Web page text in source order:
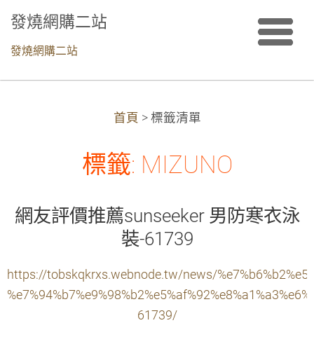
發燒網購二站
發燒網購二站
首頁 > 標籤清單
標籤: MIZUNO
網友評價推薦sunseeker 男防寒衣泳
裝-61739
https://tobskqkrxs.webnode.tw/news/
61739/